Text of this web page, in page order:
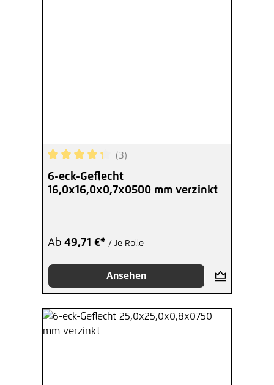
Durchschnittliche Bewertung von 4.33 von 5
(3)
6-eck-Geflecht
16,0x16,0x0,7x0500 mm verzinkt
Ab 49,71 €* / Je Rolle
Ansehen